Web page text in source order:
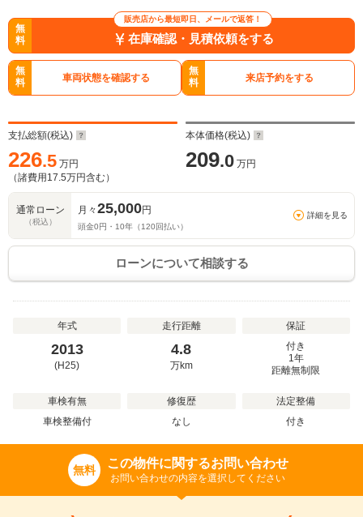
販売店から最短即日、メールで返答！
無
料
在庫確認・見積依頼をする
無
料
車両状態を確認する
無
料
来店予約をする
支払総額(税込)
226.5 万円
（諸費用 17.5万円含む）
本体価格(税込)
209.0 万円
通常ローン
（税込）
月々25,000円
頭金0円・ 10年（120 回払い）
詳細を見る
ローンについて相談する
年式
2013
(H25)
走行距離
4.8
万km
保証
付き
1年
距離無制限
車検有無
車検整備付
修復歴
なし
法定整備
付き
無料 この物件に関するお問い合わせ
お問い合わせの内容を選択してください